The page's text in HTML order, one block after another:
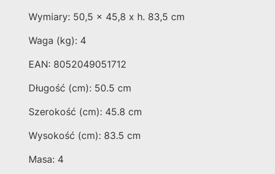
Wymiary: 50,5 x 45,8 x h. 83,5 cm
Waga (kg): 4
EAN: 8052049051712
Długość (cm): 50.5 cm
Szerokość (cm): 45.8 cm
Wysokość (cm): 83.5 cm
Masa: 4